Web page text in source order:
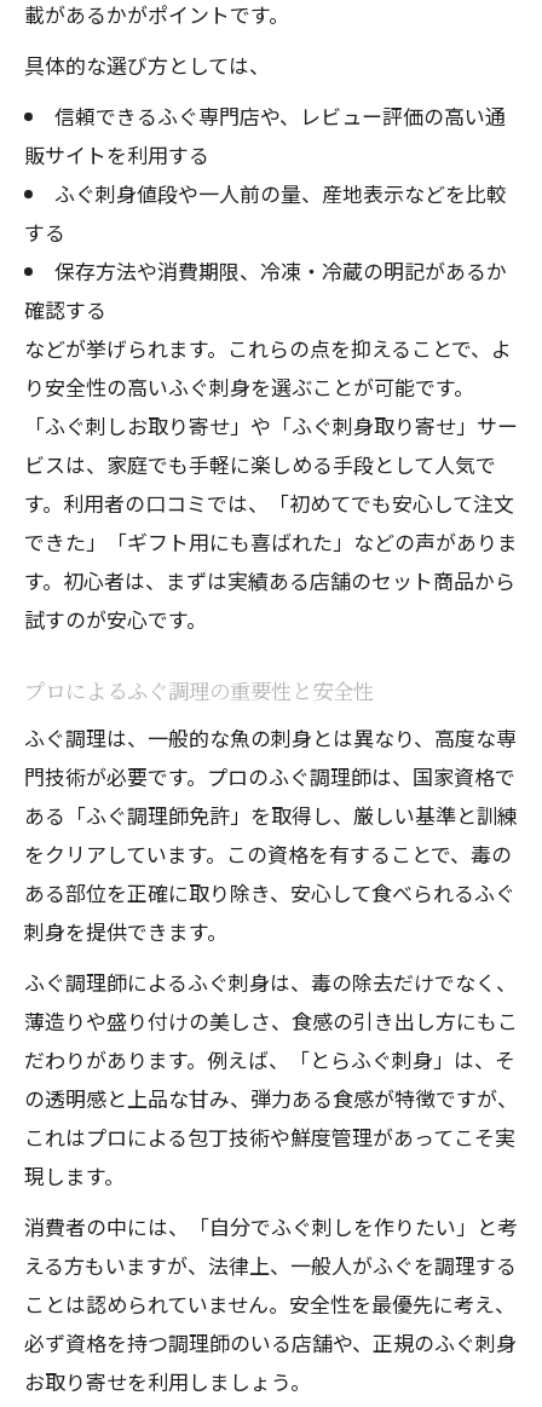
載があるかがポイントです。
具体的な選び方としては、
信頼できるふぐ専門店や、レビュー評価の高い通
販サイトを利用する
ふぐ刺身値段や一人前の量、産地表示などを比較
する
保存方法や消費期限、冷凍・冷蔵の明記があるか
確認する
などが挙げられます。これらの点を抑えることで、よ
り安全性の高いふぐ刺身を選ぶことが可能です。
「ふぐ刺しお取り寄せ」や「ふぐ刺身取り寄せ」サー
ビスは、家庭でも手軽に楽しめる手段として人気で
す。利用者の口コミでは、「初めてでも安心して注文
できた」「ギフト用にも喜ばれた」などの声がありま
す。初心者は、まずは実績ある店舗のセット商品から
試すのが安心です。
プロによるふぐ調理の重要性と安全性
ふぐ調理は、一般的な魚の刺身とは異なり、高度な専
門技術が必要です。プロのふぐ調理師は、国家資格で
ある「ふぐ調理師免許」を取得し、厳しい基準と訓練
をクリアしています。この資格を有することで、毒の
ある部位を正確に取り除き、安心して食べられるふぐ
刺身を提供できます。
ふぐ調理師によるふぐ刺身は、毒の除去だけでなく、
薄造りや盛り付けの美しさ、食感の引き出し方にもこ
だわりがあります。例えば、「とらふぐ刺身」は、そ
の透明感と上品な甘み、弾力ある食感が特徴ですが、
これはプロによる包丁技術や鮮度管理があってこそ実
現します。
消費者の中には、「自分でふぐ刺しを作りたい」と考
える方もいますが、法律上、一般人がふぐを調理する
ことは認められていません。安全性を最優先に考え、
必ず資格を持つ調理師のいる店舗や、正規のふぐ刺身
お取り寄せを利用しましょう。